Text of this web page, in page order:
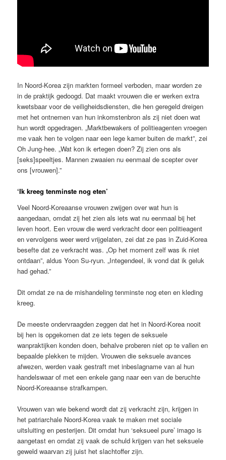
In Noord-Korea zijn markten formeel verboden, maar worden ze
in de praktijk gedoogd. Dat maakt vrouwen die er werken extra
kwetsbaar voor de veiligheidsdiensten, die hen geregeld dreigen
met het ontnemen van hun inkomstenbron als zij niet doen wat
hun wordt opgedragen. „Marktbewakers of politieagenten vroegen
me vaak hen te volgen naar een lege kamer buiten de markt”, zei
Oh Jung-hee. „Wat kon ik ertegen doen? Zij zien ons als
[seks]speeltjes. Mannen zwaaien nu eenmaal de scepter over
ons [vrouwen].”
‘Ik kreeg tenminste nog eten’
Veel Noord-Koreaanse vrouwen zwijgen over wat hun is
aangedaan, omdat zij het zien als iets wat nu eenmaal bij het
leven hoort. Een vrouw die werd verkracht door een politieagent
en vervolgens weer werd vrijgelaten, zei dat ze pas in Zuid-Korea
besefte dat ze verkracht was. „Op het moment zelf was ik niet
ontdaan”, aldus Yoon Su-ryun. „Integendeel, ik vond dat ik geluk
had gehad.”
Dit omdat ze na de mishandeling tenminste nog eten en kleding
kreeg.
De meeste ondervraagden zeggen dat het in Noord-Korea nooit
bij hen is opgekomen dat ze iets tegen de seksuele
wanpraktijken konden doen, behalve proberen niet op te vallen en
bepaalde plekken te mijden. Vrouwen die seksuele avances
afwezen, werden vaak gestraft met inbeslagname van al hun
handelswaar of met een enkele gang naar een van de beruchte
Noord-Koreaanse strafkampen.
Vrouwen van wie bekend wordt dat zij verkracht zijn, krijgen in
het patriarchale Noord-Korea vaak te maken met sociale
uitsluiting en pesterijen. Dit omdat hun ‘seksueel pure’ imago is
aangetast en omdat zij vaak de schuld krijgen van het seksuele
geweld waarvan zij juist het slachtoffer zijn.